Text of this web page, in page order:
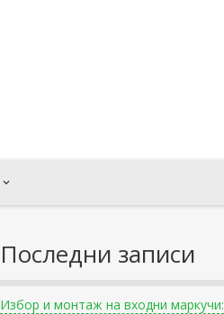
Последни записи
Избор и монтаж на входни маркучи: